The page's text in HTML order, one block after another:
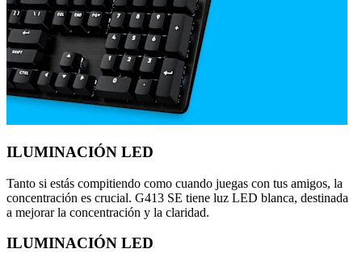
ILUMINACIÓN LED
Tanto si estás compitiendo como cuando juegas con tus amigos, la
concentración es crucial. G413 SE tiene luz LED blanca, destinada
a mejorar la concentración y la claridad.
ILUMINACIÓN LED